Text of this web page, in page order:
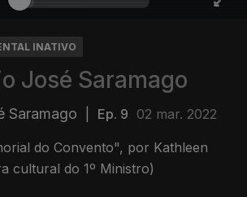
INATIVO
José Saramago
Saramago Ep. 9 02 mar. 2022
do Convento", por Kathleen
cultural do 1º Ministro)